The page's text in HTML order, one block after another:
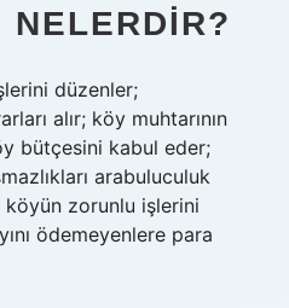
NELERDIR?
düzenler;
alır; köy muhtarının
bütçesini kabul eder;
arabuluculuk
köyün zorunlu işlerini
ödemeyenlere para